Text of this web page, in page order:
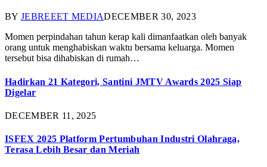
BY JEBREEET MEDIADECEMBER 30, 2023
Momen perpindahan tahun kerap kali dimanfaatkan oleh banyak
orang untuk menghabiskan waktu bersama keluarga. Momen
tersebut bisa dihabiskan di rumah…
Hadirkan 21 Kategori, Santini JMTV Awards 2025 Siap
Digelar
DECEMBER 11, 2025
ISFEX 2025 Platform Pertumbuhan Industri Olahraga,
Terasa Lebih Besar dan Meriah